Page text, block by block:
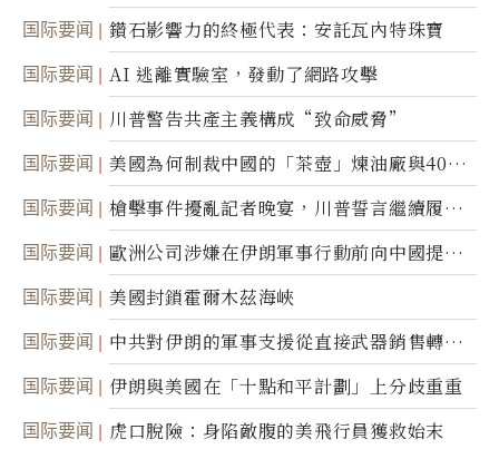
達
国际要闻 鑽石影響力的終極代表：安託瓦內特珠寶
国际要闻 AI 逃離實驗室，發動了網路攻擊
国际要闻 川普警告共產主義構成“致命威脅”
国际要闻
美國為何制裁中國的「茶壺」煉油廠與40家
航運公司
国际要闻
槍擊事件擾亂記者晚宴，川普誓言繼續履行
職責
国际要闻
歐洲公司涉嫌在伊朗軍事行動前向中國提供
美軍基地的衛星影像
国际要闻 美國封鎖霍爾木茲海峽
国际要闻
中共對伊朗的軍事支援從直接武器銷售轉向
間接技術轉讓
国际要闻 伊朗與美國在「十點和平計劃」上分歧重重
国际要闻 虎口脫險：身陷敵腹的美飛行員獲救始末